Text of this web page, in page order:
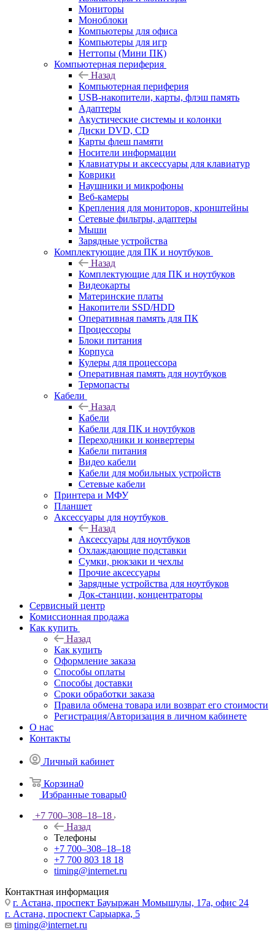
Мониторы
Моноблоки
Компьютеры для офиса
Компьютеры для игр
Неттопы (Мини ПК)
Компьютерная периферия
Назад
Компьютерная периферия
USB-накопители, карты, флэш память
Адаптеры
Акустические системы и колонки
Диски DVD, CD
Карты флеш памяти
Носители информации
Клавиатуры и аксессуары для клавиатур
Коврики
Наушники и микрофоны
Веб-камеры
Крепления для мониторов, кронштейны
Сетевые фильтры, адаптеры
Мыши
Зарядные устройства
Комплектующие для ПК и ноутбуков
Назад
Комплектующие для ПК и ноутбуков
Видеокарты
Материнские платы
Накопители SSD/HDD
Оперативная память для ПК
Процессоры
Блоки питания
Корпуса
Кулеры для процессора
Оперативная память для ноутбуков
Термопасты
Кабели
Назад
Кабели
Кабели для ПК и ноутбуков
Переходники и конвертеры
Кабели питания
Видео кабели
Кабели для мобильных устройств
Сетевые кабели
Принтера и МФУ
Планшет
Аксессуары для ноутбуков
Назад
Аксессуары для ноутбуков
Охлаждающие подставки
Сумки, рюкзаки и чехлы
Прочие аксессуары
Зарядные устройства для ноутбуков
Док-станции, концентраторы
Сервисный центр
Комиссионная продажа
Как купить
Назад
Как купить
Оформление заказа
Способы оплаты
Способы доставки
Сроки обработки заказа
Правила обмена товара или возврат его стоимости
Регистрация/Авторизация в личном кабинете
О нас
Контакты
Личный кабинет
Корзина0
Избранные товары0
+7 700‒308‒18‒18
Назад
Телефоны
+7 700‒308‒18‒18
+7 700 803 18 18
timing@internet.ru
Контактная информация
г. Астана, проспект Бауыржан Момышулы, 17а, офис 24
г. Астана, проспект Сарыарка, 5
timing@internet.ru